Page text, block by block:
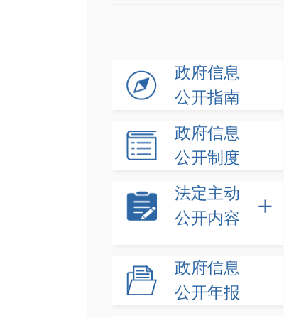
政府信息
公开指南
政府信息
公开制度
法定主动
公开内容
政府信息
公开年报